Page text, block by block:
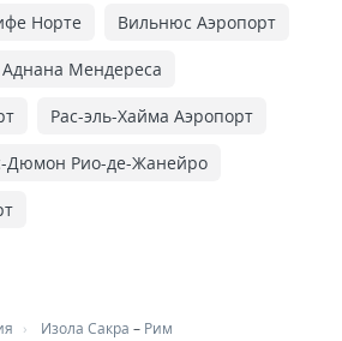
Норте Вильнюс Аэропорт
Мендереса
Рас-эль-Хайма Аэропорт
Дюмон Рио-де-Жанейро
Изола Сакра – Рим